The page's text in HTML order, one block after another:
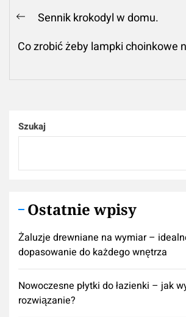
Nawigacja
Previous
post:
Sennik krokodyl w domu.
Co zrobić żeby lampki choinkowe
Szukaj
Ostatnie wpisy
Żaluzje drewniane na wymiar –
dopasowanie do każdego wnętrza
Nowoczesne płytki do łazienki – jak
rozwiązanie?